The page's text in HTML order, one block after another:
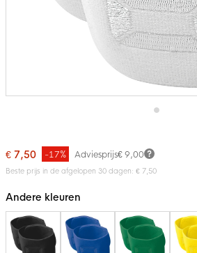
begin
van
gallerij
€ 7,50 Adviesprijs€ 9,00
-17%
Beste prijs in de afgelopen 30 dagen: € 7,50
Andere kleuren